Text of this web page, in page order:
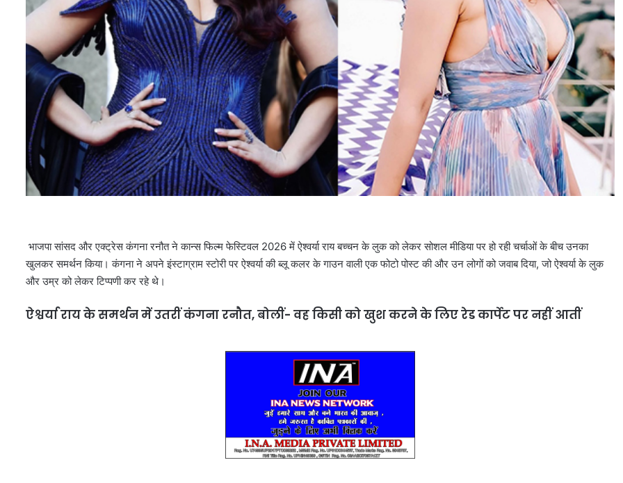
भाजपा सांसद और एक्ट्रेस कंगना रनौत ने कान्स फिल्म फेस्टिवल 2026 में ऐश्वर्या राय बच्चन के लुक को लेकर सोशल मीडिया पर हो रही चर्चाओं के बीच उनका
खुलकर समर्थन किया। कंगना ने अपने इंस्टाग्राम स्टोरी पर ऐश्वर्या की ब्लू कलर के गाउन वाली एक फोटो पोस्ट की और उन लोगों को जवाब दिया, जो ऐश्वर्या के लुक
और उम्र को लेकर टिप्पणी कर रहे थे।
ऐश्वर्या राय के समर्थन में उतरीं कंगना रनौत, बोलीं- वह किसी को खुश करने के लिए रेड कार्पेट पर नहीं आतीं